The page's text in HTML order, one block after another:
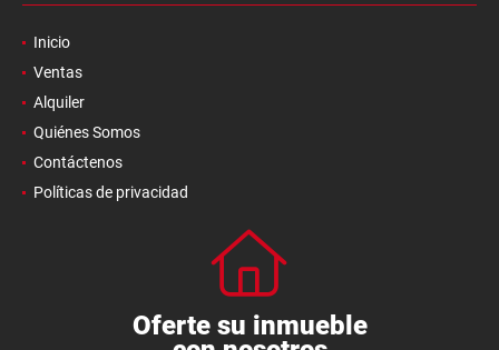
Inicio
Ventas
Alquiler
Quiénes Somos
Contáctenos
Políticas de privacidad
Oferte su inmueble